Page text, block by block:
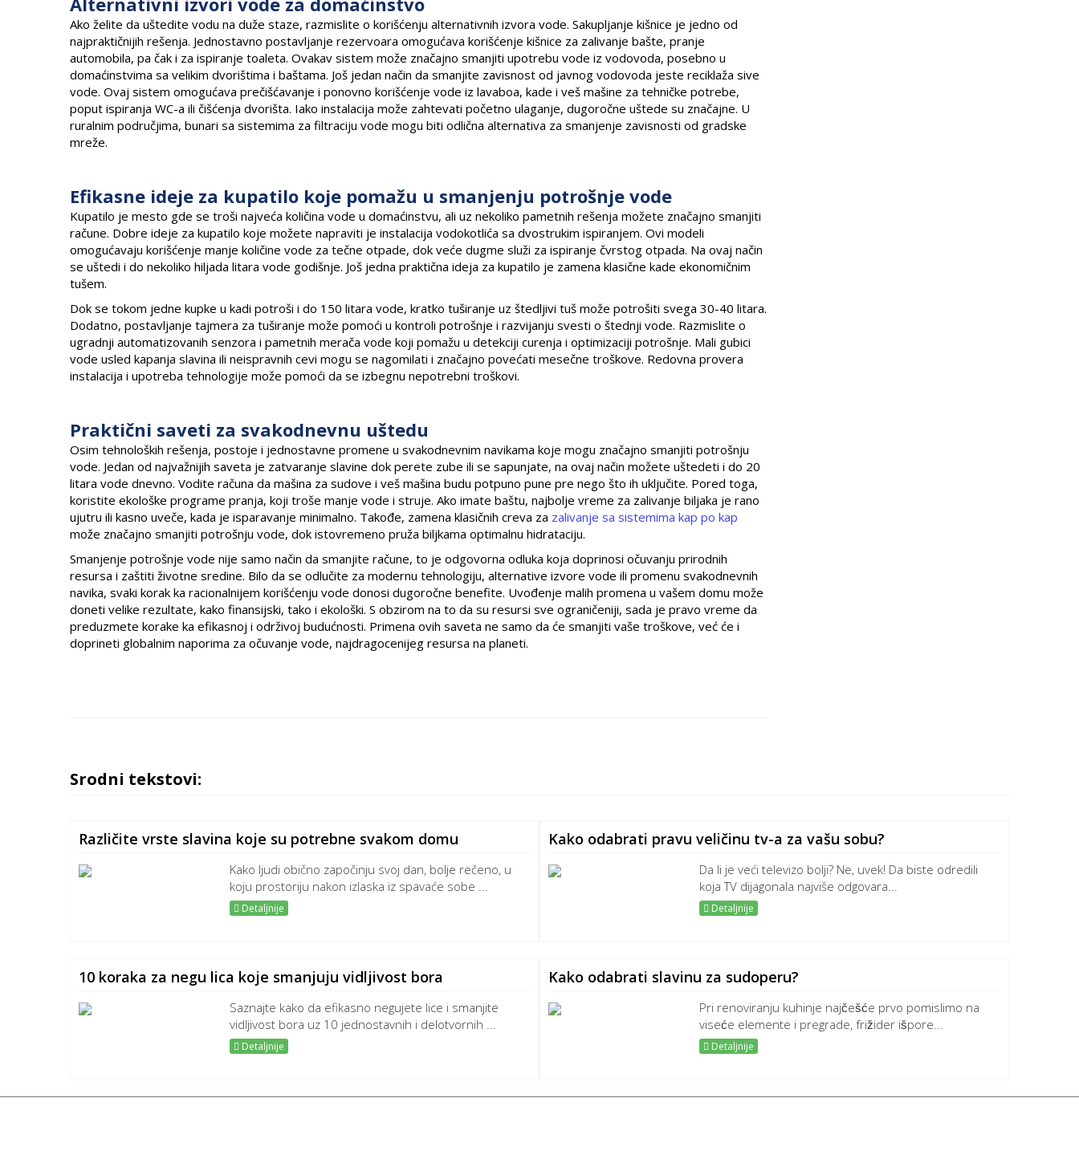
Ako želite da uštedite vodu na duže staze, razmislite o korišćenju alternativnih izvora vode. Sakupljanje kišnice je jedno od
najpraktičnijih rešenja. Jednostavno postavljanje rezervoara omogućava korišćenje kišnice za zalivanje bašte, pranje
automobila, pa čak i za ispiranje toaleta. Ovakav sistem može značajno smanjiti upotrebu vode iz vodovoda, posebno u
domaćinstvima sa velikim dvorištima i baštama. Još jedan način da smanjite zavisnost od javnog vodovoda jeste reciklaža sive
vode. Ovaj sistem omogućava prečišćavanje i ponovno korišćenje vode iz lavaboa, kade i veš mašine za tehničke potrebe,
poput ispiranja WC-a ili čišćenja dvorišta. Iako instalacija može zahtevati početno ulaganje, dugoročne uštede su značajne. U
ruralnim područjima, bunari sa sistemima za filtraciju vode mogu biti odlična alternativa za smanjenje zavisnosti od gradske
mreže.
Efikasne ideje za kupatilo koje pomažu u smanjenju potrošnje vode
Kupatilo je mesto gde se troši najveća količina vode u domaćinstvu, ali uz nekoliko pametnih rešenja možete značajno smanjiti
račune. Dobre ideje za kupatilo koje možete napraviti je instalacija vodokotlića sa dvostrukim ispiranjem. Ovi modeli
omogućavaju korišćenje manje količine vode za tečne otpade, dok veće dugme služi za ispiranje čvrstog otpada. Na ovaj način
se uštedi i do nekoliko hiljada litara vode godišnje. Još jedna praktična ideja za kupatilo je zamena klasične kade ekonomičnim
tušem.
Dok se tokom jedne kupke u kadi potroši i do 150 litara vode, kratko tuširanje uz štedljivi tuš može potrošiti svega 30-40 litara.
Dodatno, postavljanje tajmera za tuširanje može pomoći u kontroli potrošnje i razvijanju svesti o štednji vode. Razmislite o
ugradnji automatizovanih senzora i pametnih merača vode koji pomažu u detekciji curenja i optimizaciji potrošnje. Mali gubici
vode usled kapanja slavina ili neispravnih cevi mogu se nagomilati i značajno povećati mesečne troškove. Redovna provera
instalacija i upotreba tehnologije može pomoći da se izbegnu nepotrebni troškovi.
Praktični saveti za svakodnevnu uštedu
Osim tehnoloških rešenja, postoje i jednostavne promene u svakodnevnim navikama koje mogu značajno smanjiti potrošnju
vode. Jedan od najvažnijih saveta je zatvaranje slavine dok perete zube ili se sapunjate, na ovaj način možete uštedeti i do 20
litara vode dnevno. Vodite računa da mašina za sudove i veš mašina budu potpuno pune pre nego što ih uključite. Pored toga,
koristite ekološke programe pranja, koji troše manje vode i struje. Ako imate baštu, najbolje vreme za zalivanje biljaka je rano
ujutru ili kasno uveče, kada je isparavanje minimalno. Takođe, zamena klasičnih creva za zalivanje sa sistemima kap po kap
može značajno smanjiti potrošnju vode, dok istovremeno pruža biljkama optimalnu hidrataciju.
Smanjenje potrošnje vode nije samo način da smanjite račune, to je odgovorna odluka koja doprinosi očuvanju prirodnih
resursa i zaštiti životne sredine. Bilo da se odlučite za modernu tehnologiju, alternative izvore vode ili promenu svakodnevnih
navika, svaki korak ka racionalnijem korišćenju vode donosi dugoročne benefite. Uvođenje malih promena u vašem domu može
doneti velike rezultate, kako finansijski, tako i ekološki. S obzirom na to da su resursi sve ograničeniji, sada je pravo vreme da
preduzmete korake ka efikasnoj i održivoj budućnosti. Primena ovih saveta ne samo da će smanjiti vaše troškove, već će i
doprineti globalnim naporima za očuvanje vode, najdragocenijeg resursa na planeti.
Srodni tekstovi:
Različite vrste slavina koje su potrebne svakom domu
Kako ljudi obično započinju svoj dan, bolje rečeno, u
koju prostoriju nakon izlaska iz spavaće sobe ...
Detaljnije
Kako odabrati pravu veličinu tv-a za vašu sobu?
Da li je veći televizo bolji? Ne, uvek! Da biste odredili
koja TV dijagonala najviše odgovara...
Detaljnije
10 koraka za negu lica koje smanjuju vidljivost bora
Saznajte kako da efikasno negujete lice i smanjite
vidljivost bora uz 10 jednostavnih i delotvornih ...
Detaljnije
Kako odabrati slavinu za sudoperu?
Pri renoviranju kuhinje najčešće prvo pomislimo na
viseće elemente i pregrade, frižider išpore...
Detaljnije